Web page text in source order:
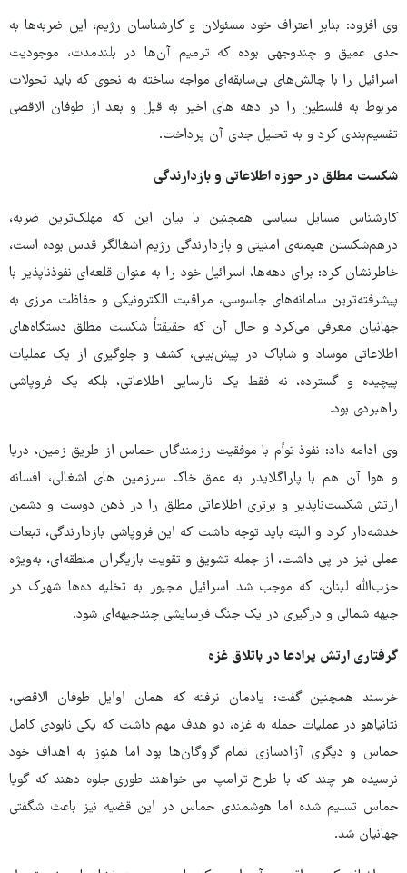
وی افزود: بنابر اعتراف خود مسئولان و کارشناسان رژیم، این ضربه‌ها به
حدی عمیق و چندوجهی بوده که ترمیم آن‌ها در بلندمدت، موجودیت
اسرائیل را با چالش‌های بی‌سابقه‌ای مواجه ساخته به نحوی که باید تحولات
مربوط به فلسطین را در دهه های اخیر به قبل و بعد از طوفان الاقصی
تقسیم‌بندی کرد و به تحلیل جدی آن پرداخت.
شکست مطلق در حوزه اطلاعاتی و بازدارندگی
کارشناس مسایل سیاسی همچنین با بیان این که مهلک‌ترین ضربه،
درهم‌شکستن هیمنه‌ی امنیتی و بازدارندگی رژیم اشغالگر قدس بوده است،
خاطرنشان کرد: برای دهه‌ها، اسرائیل خود را به عنوان قلعه‌ای نفوذناپذیر با
پیشرفته‌ترین سامانه‌های جاسوسی، مراقبت الکترونیکی و حفاظت مرزی به
جهانیان معرفی می‌کرد و حال آن که حقیقتاً شکست مطلق دستگاه‌های
اطلاعاتی موساد و شاباک در پیش‌بینی، کشف و جلوگیری از یک عملیات
پیچیده و گسترده، نه فقط یک نارسایی اطلاعاتی، بلکه یک فروپاشی
راهبردی بود.
وی ادامه داد: نفوذ توأم با موفقیت رزمندگان حماس از طریق زمین، دریا
و هوا آن هم با پاراگلایدر به عمق خاک سرزمین های اشغالی، افسانه‌
ارتش شکست‌ناپذیر و برتری اطلاعاتی مطلق را در ذهن دوست و دشمن
خدشه‌دار کرد و البته باید توجه داشت که این فروپاشی بازدارندگی، تبعات
عملی نیز در پی داشت، از جمله تشویق و تقویت بازیگران منطقه‌ای، به‌ویژه
حزب‌الله لبنان، که موجب شد اسرائیل مجبور به تخلیه ده‌ها شهرک در
جبهه شمالی و درگیری در یک جنگ فرسایشی چندجبهه‌ای شود.
گرفتاری ارتش پرادعا در باتلاق غزه
خرسند همچنین گفت: یادمان نرفته که همان اوایل طوفان الاقصی،
نتانیاهو در عملیات حمله به غزه، دو هدف مهم داشت که یکی نابودی کامل
حماس و دیگری آزادسازی تمام گروگان‌ها بود اما هنوز به اهداف خود
نرسیده هر چند که با طرح ترامپ می خواهند طوری جلوه دهند که گویا
حماس تسلیم شده اما هوشمندی حماس در این قضیه نیز باعث شگفتی
جهانیان شد.